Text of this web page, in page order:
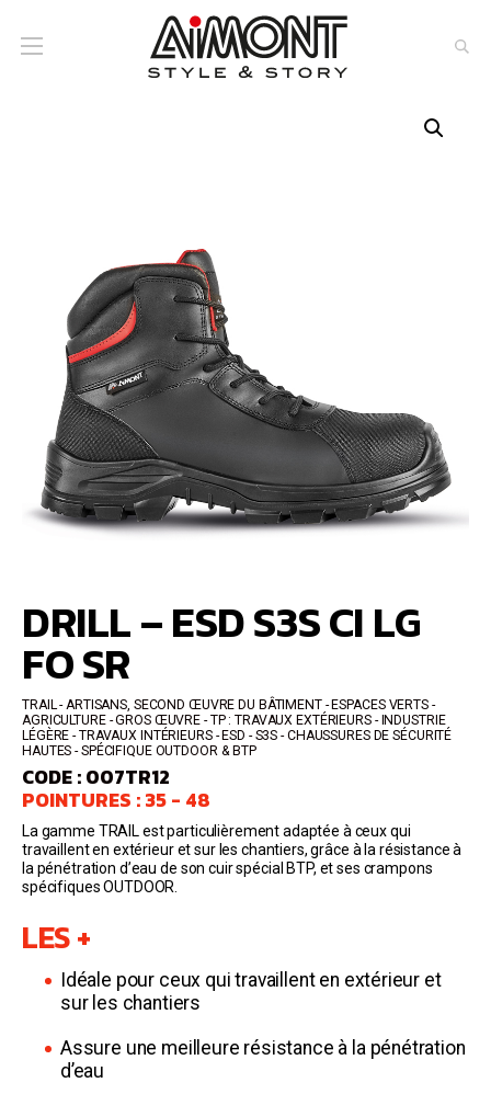
DRILL – ESD S3S CI LG
FO SR
CODE : 007TR12
POINTURES : 35 - 48
La gamme TRAIL est particulièrement adaptée à ceux qui
travaillent en extérieur et sur les chantiers, grâce à la résistance à
la pénétration d’eau de son cuir spécial BTP, et ses crampons
spécifiques OUTDOOR.
LES +
Idéale pour ceux qui travaillent en extérieur et
sur les chantiers
Assure une meilleure résistance à la pénétration
d’eau
TRAIL
ARTISANS, SECOND ŒUVRE DU BÂTIMENT - ESPACES VERTS -
AGRICULTURE - GROS ŒUVRE - TP : TRAVAUX EXTÉRIEURS - INDUSTRIE
LÉGÈRE - TRAVAUX INTÉRIEURS
ESD - S3S
CHAUSSURES DE SÉCURITÉ
HAUTES
SPÉCIFIQUE OUTDOOR & BTP